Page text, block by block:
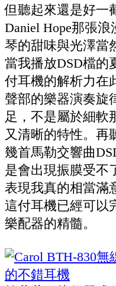
但聽起來還是好一
Daniel Hope那張
琴的甜味與光澤當
當我播放DSD檔的
付耳機的解析力在
聲部的樂器演奏旋
足，不是屬於細軟
又清晰的特性。再
幾首馬勒交響曲
是會出現振膜受不
表現我真的相當滿
這付耳機已經可以
樂配器的精髓。